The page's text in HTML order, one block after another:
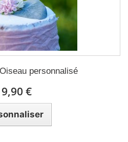
personnalisé
€